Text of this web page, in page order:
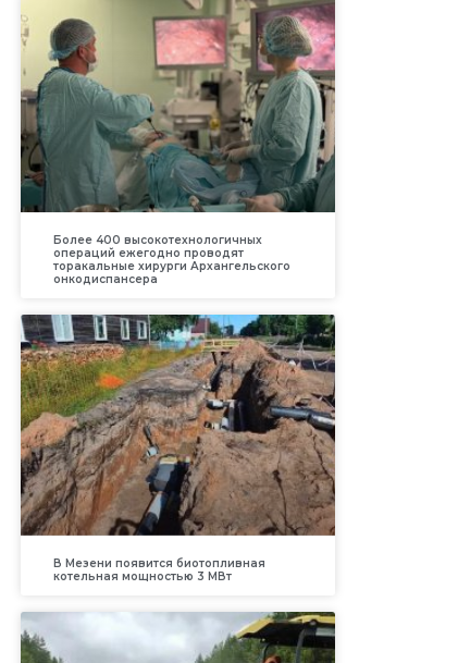
Более 400 высокотехнологичных
операций ежегодно проводят
торакальные хирурги Архангельского
онкодиспансера
В Мезени появится биотопливная
котельная мощностью 3 МВт